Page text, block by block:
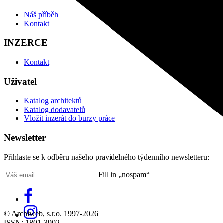
Náš příběh
Kontakt
INZERCE
Kontakt
Uživatel
Katalog architektů
Katalog dodavatelů
Vložit inzerát do burzy práce
Newsletter
Přihlaste se k odběru našeho pravidelného týdenního newsletteru:
Fill in „nospam“
© Archiweb, s.r.o. 1997-2026